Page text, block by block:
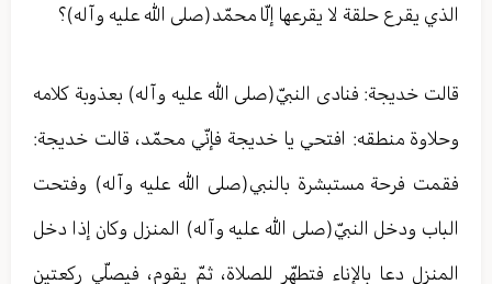
الذي يقرع حلقة لا يقرعها إلّا محمّد(صلى الله عليه وآله)؟
قالت خديجة: فنادى النبيّ(صلى الله عليه وآله) بعذوبة كلامه
وحلاوة منطقه: افتحي يا خديجة فإنّي محمّد، قالت خديجة:
فقمت فرحة مستبشرة بالنبي(صلى الله عليه وآله) وفتحت
الباب ودخل‏ النبيّ(صلى الله عليه وآله) المنزل وكان إذا دخل
المنزل دعا بالإناء فتطهّر للصلاة، ثمّ يقوم، فيصلّي ركعتين